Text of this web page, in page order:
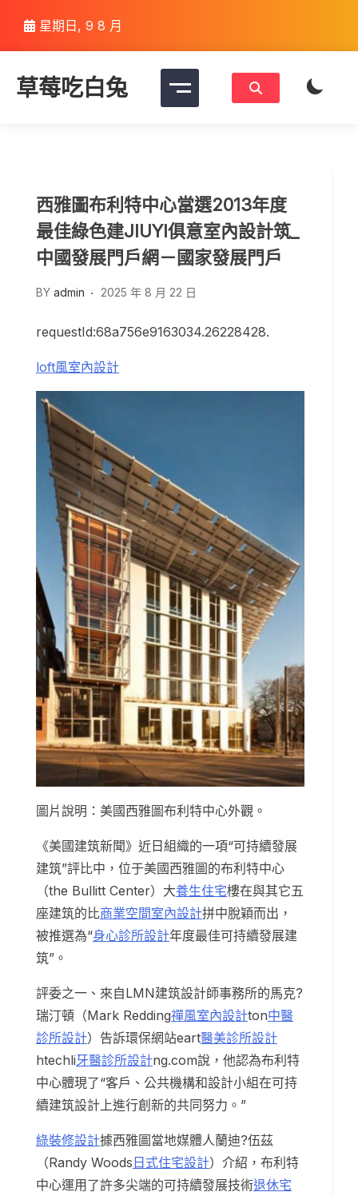
content
星期日, 9 8 月
草莓吃白兔
西雅圖布利特中心當選2013年度
最佳綠色建JIUYI俱意室內設計筑_
中國發展門戶網－國家發展門戶
BY admin 2025 年 8 月 22 日
requestId:68a756e9163034.26228428.
loft風室內設計
圖片說明：美國西雅圖布利特中心外觀。
《美國建筑新聞》近日組織的一項“可持續發展
建筑”評比中，位于美國西雅圖的布利特中心
（the Bullitt Center）大養生住宅樓在與其它五
座建筑的比商業空間室內設計拼中脫穎而出，
被推選為“身心診所設計年度最佳可持續發展建
筑”。
評委之一、來自LMN建筑設計師事務所的馬克?
瑞汀頓（Mark Redding禪風室內設計ton中醫
診所設計）告訴環保網站eart醫美診所設計
htechli牙醫診所設計ng.com說，他認為布利特
中心體現了“客戶、公共機構和設計小組在可持
續建筑設計上進行創新的共同努力。”
綠裝修設計據西雅圖當地媒體人蘭迪?伍茲
（Randy Woods 日式住宅設計）介紹，布利特
中心運用了許多尖端的可持續發展技術退休宅